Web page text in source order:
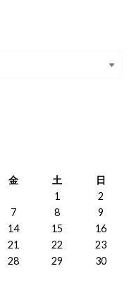
金 土
日
1
2
7 8
9
14 15
16
21 22
23
28 29
30